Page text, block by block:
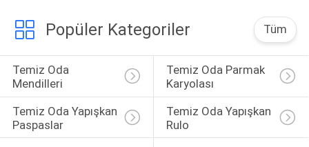
Popüler Kategoriler Tüm
Temiz Oda
Mendilleri
Temiz Oda Parmak
Karyolası
Temiz Oda Yapışkan
Paspaslar
Temiz Oda Yapışkan
Rulo